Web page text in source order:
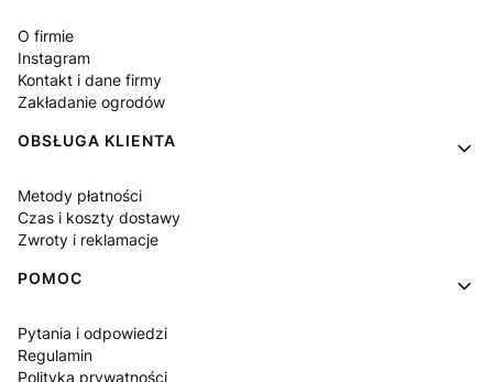
O firmie
Instagram
Kontakt i dane firmy
Zakładanie ogrodów
OBSŁUGA KLIENTA
Metody płatności
Czas i koszty dostawy
Zwroty i reklamacje
POMOC
Pytania i odpowiedzi
Regulamin
Polityka prywatności